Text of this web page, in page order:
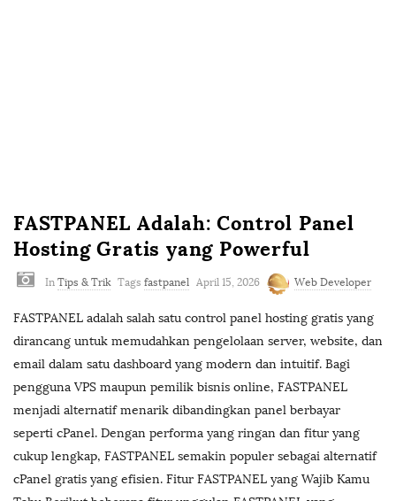
FASTPANEL Adalah: Control Panel
Hosting Gratis yang Powerful
In Tips & Trik Tags fastpanel April 15, 2026 Web Developer
FASTPANEL adalah salah satu control panel hosting gratis yang
dirancang untuk memudahkan pengelolaan server, website, dan
email dalam satu dashboard yang modern dan intuitif. Bagi
pengguna VPS maupun pemilik bisnis online, FASTPANEL
menjadi alternatif menarik dibandingkan panel berbayar
seperti cPanel. Dengan performa yang ringan dan fitur yang
cukup lengkap, FASTPANEL semakin populer sebagai alternatif
cPanel gratis yang efisien. Fitur FASTPANEL yang Wajib Kamu